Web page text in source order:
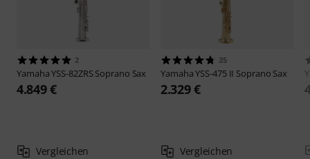
2
YamahaYSS-82ZRS Soprano Sax
4.849 €
Vergleichen
35
YamahaYSS-475 II Soprano Sax
2.329 €
Vergleichen